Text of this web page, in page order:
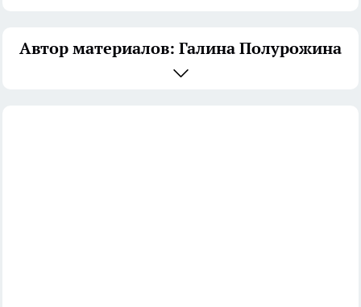
Автор материалов: Галина Полурожина